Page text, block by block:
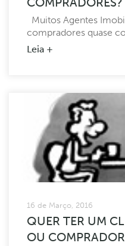
Muitos Agentes
compradores quase
Leia +
16 de Março, 2016
QUER TER UM
OU